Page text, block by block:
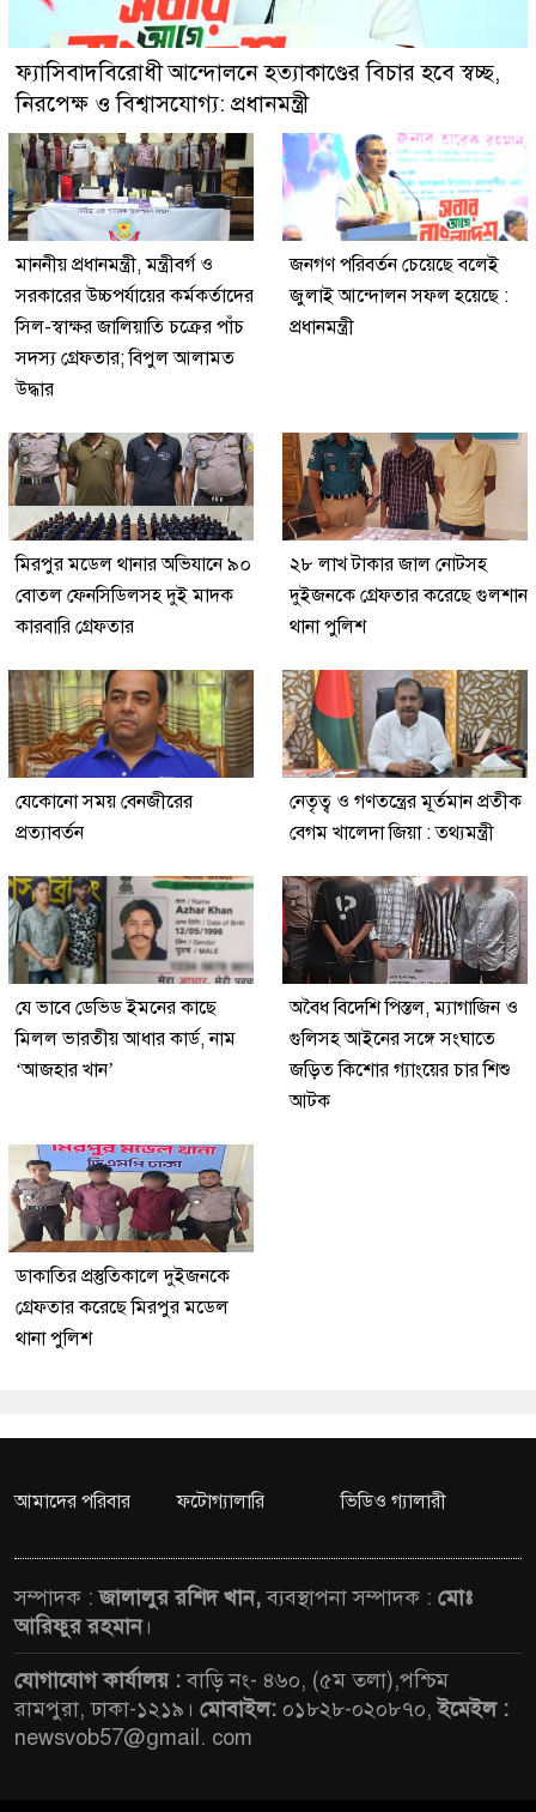
ফ্যাসিবাদবিরোধী আন্দোলনে হত্যাকাণ্ডের বিচার হবে স্বচ্ছ,
নিরপেক্ষ ও বিশ্বাসযোগ্য: প্রধানমন্ত্রী
মাননীয় প্রধানমন্ত্রী, মন্ত্রীবর্গ ও
সরকারের উচ্চপর্যায়ের কর্মকর্তাদের
সিল-স্বাক্ষর জালিয়াতি চক্রের পাঁচ
সদস্য গ্রেফতার; বিপুল আলামত
উদ্ধার
জনগণ পরিবর্তন চেয়েছে বলেই
জুলাই আন্দোলন সফল হয়েছে :
প্রধানমন্ত্রী
মিরপুর মডেল থানার অভিযানে ৯০
বোতল ফেনসিডিলসহ দুই মাদক
কারবারি গ্রেফতার
২৮ লাখ টাকার জাল নোটসহ
দুইজনকে গ্রেফতার করেছে গুলশান
থানা পুলিশ
যেকোনো সময় বেনজীরের
প্রত্যাবর্তন
নেতৃত্ব ও গণতন্ত্রের মূর্তমান প্রতীক
বেগম খালেদা জিয়া : তথ্যমন্ত্রী
যে ভাবে ডেভিড ইমনের কাছে
মিলল ভারতীয় আধার কার্ড, নাম
‘আজহার খান’
অবৈধ বিদেশি পিস্তল, ম্যাগাজিন ও
গুলিসহ আইনের সঙ্গে সংঘাতে
জড়িত কিশোর গ্যাংয়ের চার শিশু
আটক
ডাকাতির প্রস্তুতিকালে দুইজনকে
গ্রেফতার করেছে মিরপুর মডেল
থানা পুলিশ
আমাদের পরিবার ফটোগ্যালারি ভিডিও গ্যালারী
সম্পাদক :জালালুর রশিদ খান,ব্যবস্থাপনা সম্পাদক : মোঃ
আরিফুর রহমান।
যোগাযোগ কার্যালয় :বাড়ি নং- ৪৬০, (৫ম তলা),পশ্চিম
রামপুরা, ঢাকা-১২১৯। মোবাইল: ০১৮২৮-০২০৮৭০,ইমেইল :
newsvob57@gmail. com